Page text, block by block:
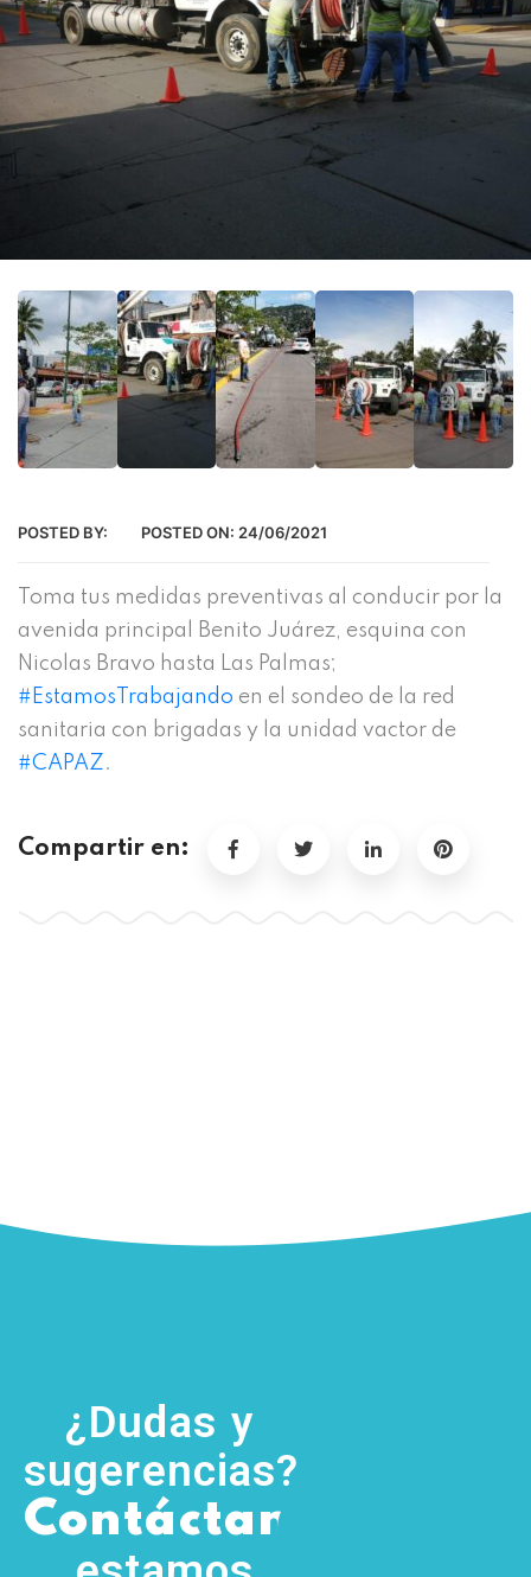
POSTED BY: POSTED ON: 24/06/2021
Toma tus medidas preventivas al conducir por la
avenida principal Benito Juárez, esquina con
Nicolas Bravo hasta Las Palmas;
#EstamosTrabajando en el sondeo de la red
sanitaria con brigadas y la unidad vactor de
#CAPAZ.
Compartir en:
¿Dudas y
sugerencias?
Contáctanos